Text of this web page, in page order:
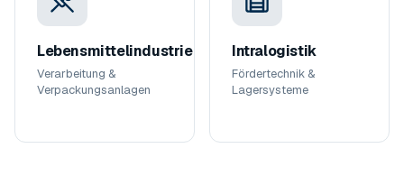
Lebensmittelindustrie
Verarbeitung &
Verpackungsanlagen
Intralogistik
Fördertechnik &
Lagersysteme